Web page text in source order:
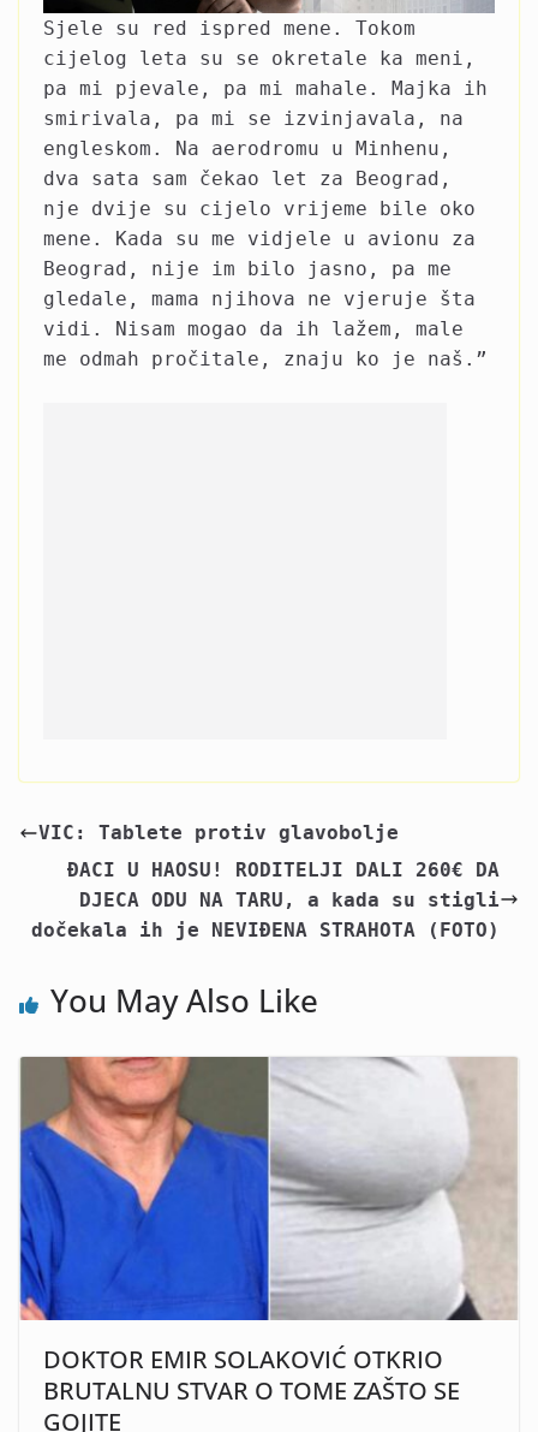
Sjele su red ispred mene. Tokom
cijelog leta su se okretale ka meni,
pa mi pjevale, pa mi mahale. Majka ih
smirivala, pa mi se izvinjavala, na
engleskom. Na aerodromu u Minhenu,
dva sata sam čekao let za Beograd,
nje dvije su cijelo vrijeme bile oko
mene. Kada su me vidjele u avionu za
Beograd, nije im bilo jasno, pa me
gledale, mama njihova ne vjeruje šta
vidi. Nisam mogao da ih lažem, male
me odmah pročitale, znaju ko je naš.”
VIC: Tablete protiv glavobolje
ĐACI U HAOSU! RODITELJI DALI 260€ DA
DJECA ODU NA TARU, a kada su stigli
dočekala ih je NEVIĐENA STRAHOTA (FOTO)
You May Also Like
DOKTOR EMIR SOLAKOVIĆ OTKRIO
BRUTALNU STVAR O TOME ZAŠTO SE
GOJITE